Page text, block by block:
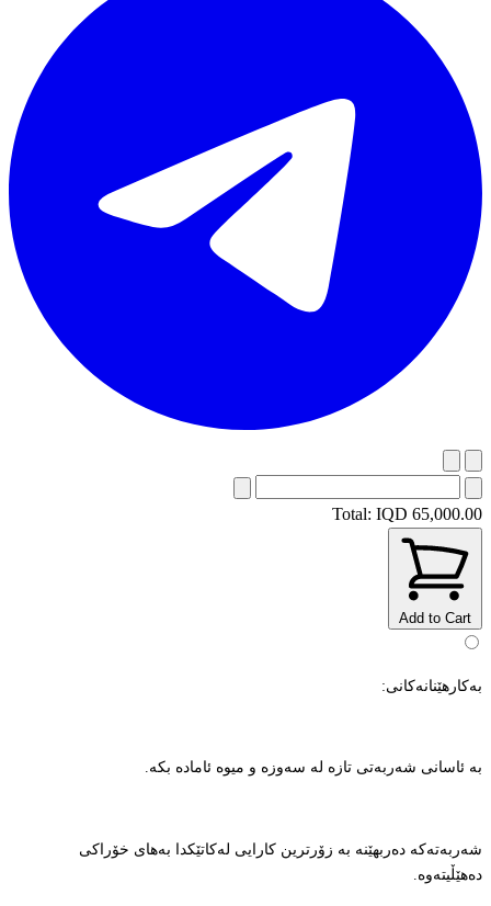
Total: IQD 65,000.00
Add to Cart
بەکارهێنانەکانی:
بە ئاسانی شەربەتی تازە لە سەوزە و میوە ئامادە بکە.
شەربەتەکە دەربهێنە بە زۆرترین کارایی لەکاتێکدا بەهای خۆراکی
دەهێڵیتەوە.